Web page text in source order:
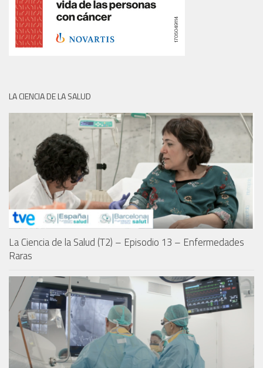
LA CIENCIA DE LA SALUD
La Ciencia de la Salud (T2) – Episodio 13 – Enfermedades
Raras